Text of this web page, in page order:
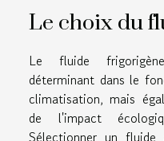
Le choix du
Le fluide
déterminant dans le
climatisation, mais
de l'impact
Sélectionner un